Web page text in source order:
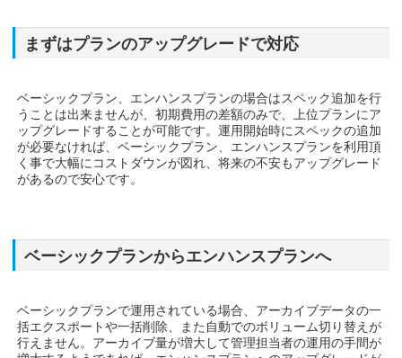
まずはプランのアップグレードで対応
ベーシックプラン、エンハンスプランの場合はスペック追加を行
うことは出来ませんが、初期費用の差額のみで、上位プランにア
ップグレードすることが可能です。運用開始時にスペックの追加
が必要なければ、ベーシックプラン、エンハンスプランを利用頂
く事で大幅にコストダウンが図れ、将来の不安もアップグレード
があるので安心です。
ベーシックプランからエンハンスプランへ
ベーシックプランで運用されている場合、アーカイブデータの一
括エクスポートや一括削除、また自動でのボリューム切り替えが
行えません。アーカイブ量が増大して管理担当者の運用の手間が